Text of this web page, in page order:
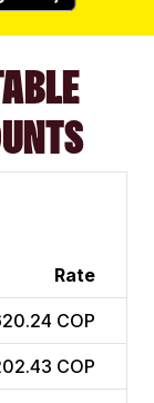
Rate
COP
COP